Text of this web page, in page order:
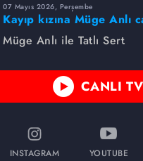
07 Mayıs 2026, Perşembe
Kayıp kızına Müge Anlı
yayında kavuştu
Müge Anlı ile Tatlı Sert
CANLI
INSTAGRAM YOUTUBE